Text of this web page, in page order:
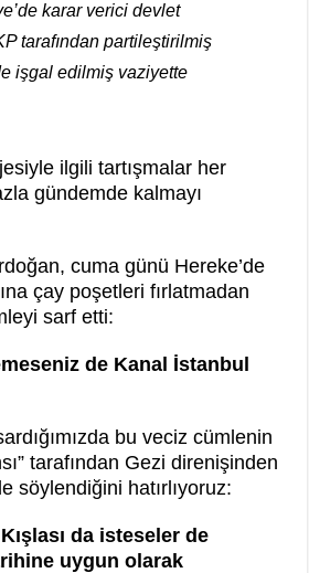
Suçlu Hem Güçlü!
Sultaya Karşı Çıkıyor
Her İşçi Tarafından Bilinmelidir”
Yaşında Strazburg’tan Cûdî’ye
karar verici devlet
tarafından partileştirilmiş
işgal edilmiş vaziyette
ilgili tartışmalar her
gündemde kalmayı
cuma günü Hereke’de
çay poşetleri fırlatmadan
sarf etti:
de Kanal İstanbul
bu veciz cümlenin
tarafından Gezi direnişinden
söylendiğini hatırlıyoruz:
da isteseler de
uygun olarak